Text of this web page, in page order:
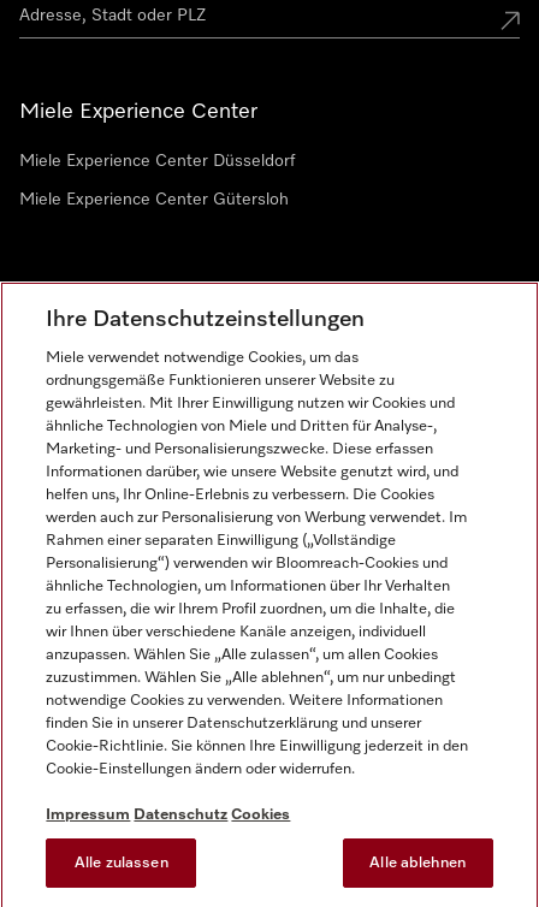
Miele Experience Center
Miele Experience Center Düsseldorf
Miele Experience Center Gütersloh
AGB
Datenschutz
Nutzungsbedingungen
Barrierefreiheitserklärung
EU-Gesetzen über digitale Dienste
Cookie-Einstellungen
Miele auf Instagram
Miele auf Facebook
Miele auf Youtube
Ihre Datenschutzeinstellungen
Miele verwendet notwendige Cookies, um das
ordnungsgemäße Funktionieren unserer Website zu
gewährleisten. Mit Ihrer Einwilligung nutzen wir Cookies und
ähnliche Technologien von Miele und Dritten für Analyse-,
Marketing- und Personalisierungszwecke. Diese erfassen
Informationen darüber, wie unsere Website genutzt wird, und
helfen uns, Ihr Online-Erlebnis zu verbessern. Die Cookies
werden auch zur Personalisierung von Werbung verwendet. Im
Rahmen einer separaten Einwilligung („Vollständige
Personalisierung“) verwenden wir Bloomreach-Cookies und
ähnliche Technologien, um Informationen über Ihr Verhalten
zu erfassen, die wir Ihrem Profil zuordnen, um die Inhalte, die
wir Ihnen über verschiedene Kanäle anzeigen, individuell
anzupassen. Wählen Sie „Alle zulassen“, um allen Cookies
zuzustimmen. Wählen Sie „Alle ablehnen“, um nur unbedingt
notwendige Cookies zu verwenden. Weitere Informationen
finden Sie in unserer Datenschutzerklärung und unserer
Cookie-Richtlinie. Sie können Ihre Einwilligung jederzeit in den
Cookie-Einstellungen ändern oder widerrufen.
Impressum Datenschutz Cookies
Alle zulassen Alle ablehnen